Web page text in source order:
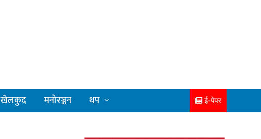
खेलकुद मनोरञ्जन थप ई-पेपर